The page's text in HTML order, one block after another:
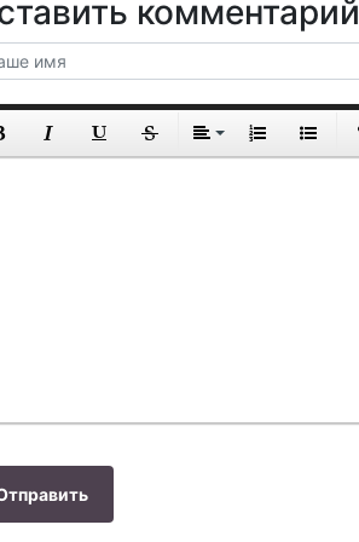
комментарий